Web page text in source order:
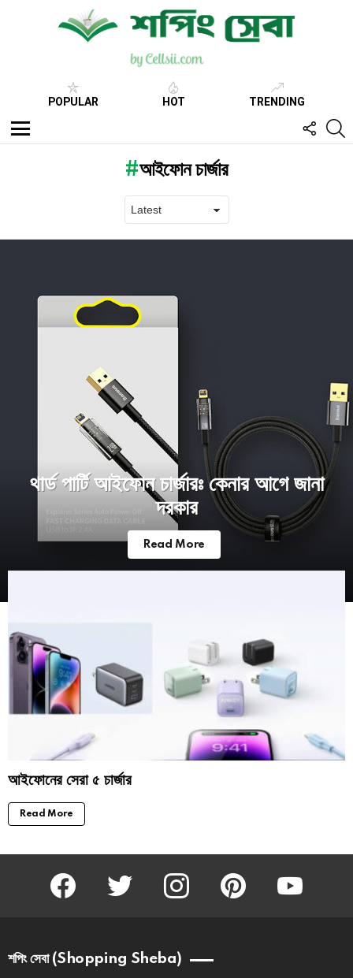
POPULAR HOT TRENDING
Menu
US
আইফোন চার্জার
থার্ড পার্টি আইফোন চার্জারঃ কেনার আগে জানা
দরকার
Read More
আইফোনের সেরা ৫ চার্জার
Read More
facebook twitter instagram pinterest youtube
শপিং সেবা (Shopping Sheba)